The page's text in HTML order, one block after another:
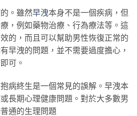
。雖然早洩本身不是一個疾病，但
，例如藥物治療、行為療法等。這
的，而且可以幫助男性恢復正常的
早洩的問題，並不需要過度擔心，
可。
病終生是一個常見的誤解。早洩本
長期心理健康問題。對於大多數男
通的生理問題